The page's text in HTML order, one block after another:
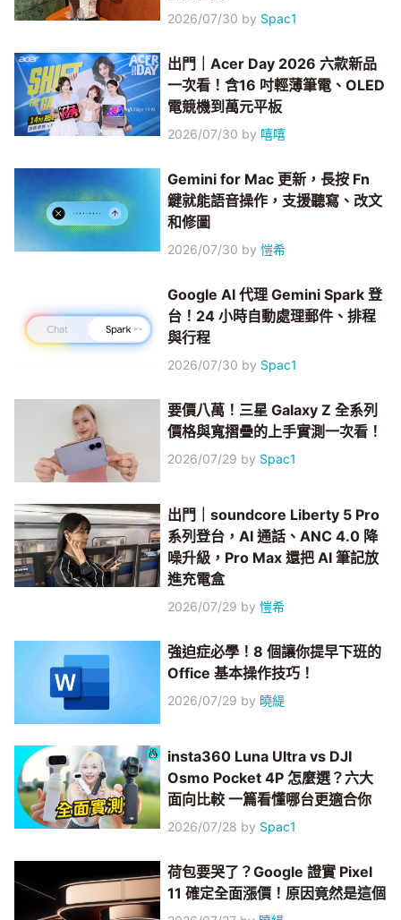
2026/07/30 by Spac1
出門｜Acer Day 2026 六款新品
一次看！含16 吋輕薄筆電、OLED
電競機到萬元平板
2026/07/30 by 嘻嘻
Gemini for Mac 更新，長按 Fn
鍵就能語音操作，支援聽寫、改文
和修圖
2026/07/30 by愷希
Google AI 代理 Gemini Spark 登
台！24 小時自動處理郵件、排程
與行程
2026/07/30 by Spac1
要價八萬！三星 Galaxy Z 全系列
價格與寬摺疊的上手實測一次看！
2026/07/29 by Spac1
出門｜soundcore Liberty 5 Pro
系列登台，AI 通話、ANC 4.0 降
噪升級，Pro Max 還把 AI 筆記放
進充電盒
2026/07/29 by愷希
強迫症必學！8 個讓你提早下班的
Office 基本操作技巧！
2026/07/29 by 曉緹
insta360 Luna Ultra vs DJI
Osmo Pocket 4P 怎麼選？六大
面向比較 一篇看懂哪台更適合你
2026/07/28 by Spac1
荷包要哭了？Google 證實 Pixel
11 確定全面漲價！原因竟然是這個